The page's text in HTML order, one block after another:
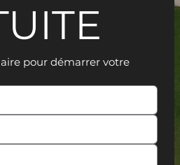
pour démarrer votre